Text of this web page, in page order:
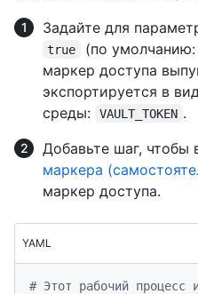
Задайте для
true (по умолчанию:
маркер доступа
экспортируется в
среды:
VAULT_TOKEN .
Добавьте шаг, чтобы
маркера
маркер доступа.
YAML
# Этот рабочий процесс